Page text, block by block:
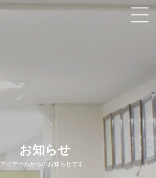
お知らせ
アイアールからのお知らせです。